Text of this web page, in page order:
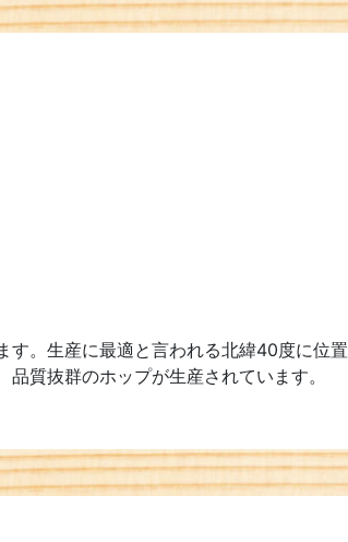
。生産に最適と言われる北緯40度に位置
質抜群のホップが生産されています。